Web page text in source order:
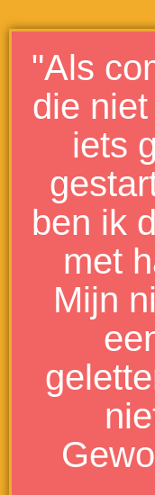
"Als
die
iets
ben ik
met
Mijn